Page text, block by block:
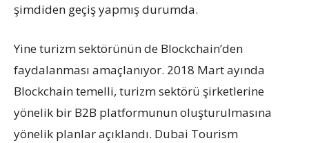
şimdiden geçiş yapmış durumda.
Yine turizm sektörünün de Blockchain’den
faydalanması amaçlanıyor. 2018 Mart ayında
Blockchain temelli, turizm sektörü şirketlerine
yönelik bir B2B platformunun oluşturulmasına
yönelik planlar açıklandı. Dubai Tourism